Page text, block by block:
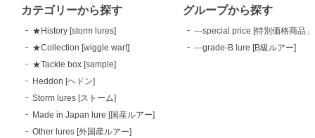
カテゴリーから探す
★History [storm lures]
★Collection [wiggle wart]
★Tackle box [sample]
Heddon [ヘドン]
Storm lures [ストーム]
Made in Japan lure [国産ルアー]
Other lures [外国産ルアー]
グループから探す
---special price [特別価格商品」
---grade-B lure [B級ルアー]